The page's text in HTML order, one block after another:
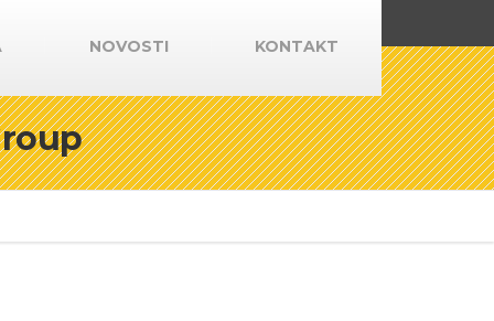
NOVOSTI KONTAKT